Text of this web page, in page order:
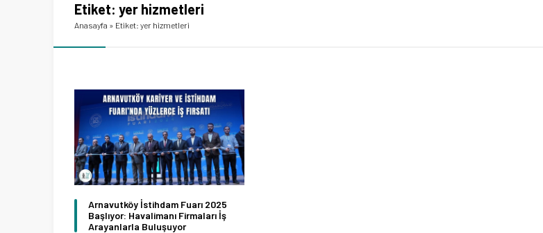
Etiket: yer hizmetleri
Anasayfa » Etiket: yer hizmetleri
Arnavutköy İstihdam Fuarı 2025
Başlıyor: Havalimanı Firmaları İş
Arayanlarla Buluşuyor